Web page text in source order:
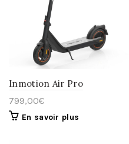
Inmotion Air Pro
799,00€
En savoir plus